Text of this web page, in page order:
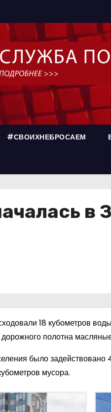
#СВОИХНЕБРОСАЕМ
в
18 кубометров
полотна
было
мусора.